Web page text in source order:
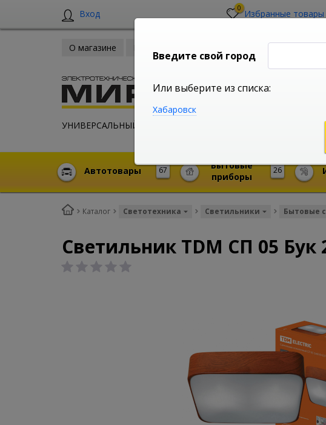
Вход 0 Избранные товары
О магазине
УНИВЕРСАЛЬНЫЙ ИНТЕРНЕТ МАГАЗИН
67
Автотовары 26
Бытовые
приборы
Каталог Светотехника Светильники Бытовые
Светильник TDM СП 05 Бук
Введите свой город
Или выберите из списка:
Хабаровск